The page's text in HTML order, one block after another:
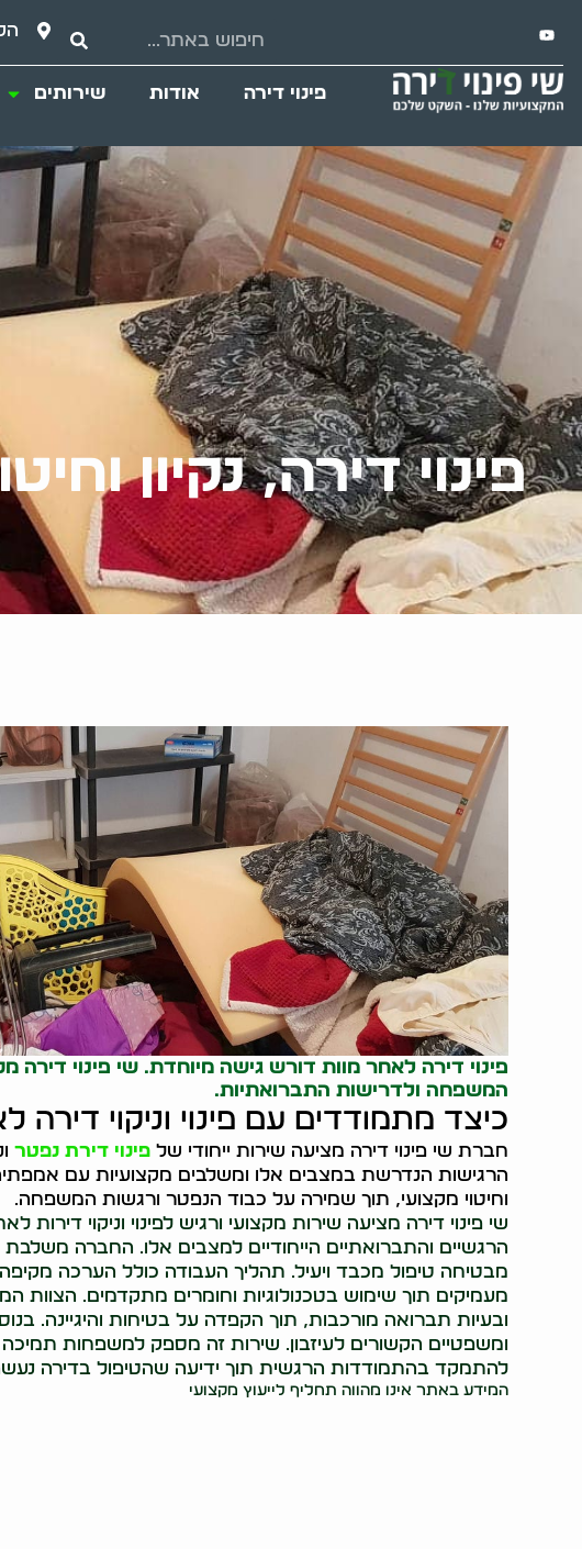
פינוי דירה אודות שירותים
פינוי דירה, נקיון
פינוי דירה לאחר מוות דורש גישה מיוחדת. שי פינוי
המשפחה ולדרישות התברואתיות.
כיצד מתמודדים עם פינוי וניקוי
חברת שי פינוי דירה מציעה שירות ייחודי שלפינוי דירת נפטר
הרגישות הנדרשת במצבים אלו ומשלבים מקצועיות עם
וחיטוי מקצועי, תוך שמירה על כבוד הנפטר ורגשות המשפחה.
שי פינוי דירה מציעה שירות מקצועי ורגיש לפינוי וניקוי
הרגשיים והתברואתיים הייחודיים למצבים אלו. החברה
מבטיחה טיפול מכבד ויעיל. תהליך העבודה כולל הערכה מקיפה,
מעמיקים תוך שימוש בטכנולוגיות וחומרים מתקדמים. הצוות
ובעיות תברואה מורכבות, תוך הקפדה על בטיחות והיגיינה.
ומשפטיים הקשורים לעיזבון. שירות זה מספק למשפחות
להתמקד בהתמודדות הרגשית תוך ידיעה שהטיפול בדירה
המידע באתר אינו מהווה תחליף לייעוץ מקצועי